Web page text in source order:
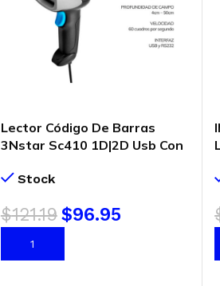
Lector Código De Barras
3Nstar Sc410 1D|2D Usb Con
Stock
$121.19 $96.95
AÑADIR AL CARRITO